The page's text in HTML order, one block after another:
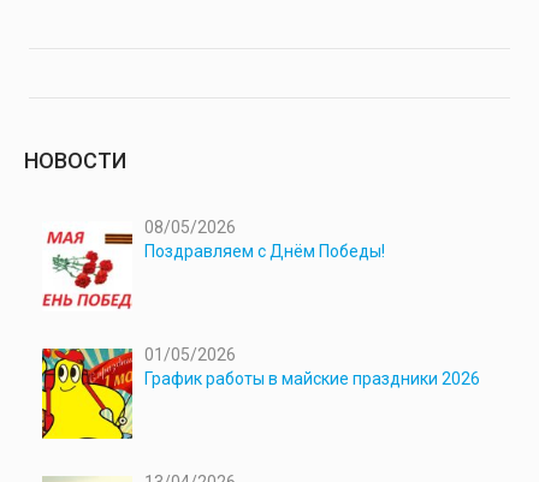
НОВОСТИ
08/05/2026
Поздравляем с Днём Победы!
01/05/2026
График работы в майские праздники 2026